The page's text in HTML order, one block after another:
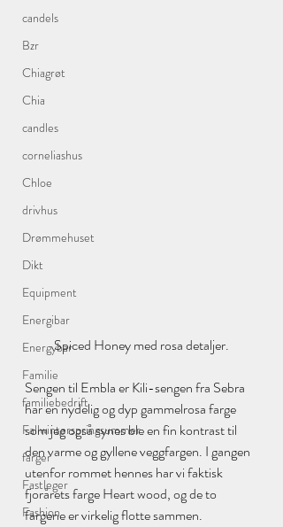
candels
Bzr
Chiagrøt
Chia
candles
corneliashus
Chloe
drivhus
Drømmehuset
Dikt
Equipment
Energibar
Energybar
Familie
familiebedrift
Fallwinterspringsummer
farger
Fastleger
Fashion
Spiced Honey med rosa detaljer.
Sengen til Embla er Kili-sengen fra Sebra
har en nydelig og dyp gammelrosa farge
som jeg også synes ble en fin kontrast til
den varme og gyllene veggfargen. I gangen
utenfor rommet hennes har vi faktisk
fjorårets farge Heart wood, og de to
fargene er virkelig flotte sammen.